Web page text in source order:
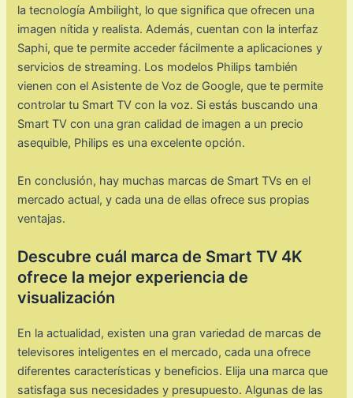
la tecnología Ambilight, lo que significa que ofrecen una
imagen nítida y realista. Además, cuentan con la interfaz
Saphi, que te permite acceder fácilmente a aplicaciones y
servicios de streaming. Los modelos Philips también
vienen con el Asistente de Voz de Google, que te permite
controlar tu Smart TV con la voz. Si estás buscando una
Smart TV con una gran calidad de imagen a un precio
asequible, Philips es una excelente opción.
En conclusión, hay muchas marcas de Smart TVs en el
mercado actual, y cada una de ellas ofrece sus propias
ventajas.
Descubre cuál marca de Smart TV 4K
ofrece la mejor experiencia de
visualización
En la actualidad, existen una gran variedad de marcas de
televisores inteligentes en el mercado, cada una ofrece
diferentes características y beneficios. Elija una marca que
satisfaga sus necesidades y presupuesto. Algunas de las